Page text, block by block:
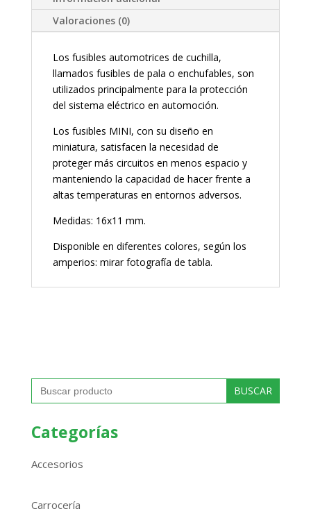
Valoraciones (0)
Los fusibles automotrices de cuchilla,
llamados fusibles de pala o enchufables, son
utilizados principalmente para la protección
del sistema eléctrico en automoción.
Los fusibles MINI, con su diseño en
miniatura, satisfacen la necesidad de
proteger más circuitos en menos espacio y
manteniendo la capacidad de hacer frente a
altas temperaturas en entornos adversos.
Medidas: 16x11 mm.
Disponible en diferentes colores, según los
amperios: mirar fotografía de tabla.
Buscar:
Categorías
Accesorios
Carrocería